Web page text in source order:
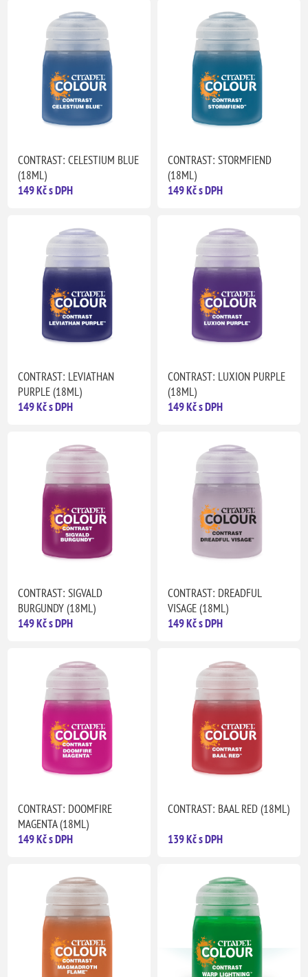
CONTRAST: CELESTIUM BLUE
(18ML)
149 Kč s DPH
CONTRAST: STORMFIEND
(18ML)
149 Kč s DPH
CONTRAST: LEVIATHAN
PURPLE (18ML)
149 Kč s DPH
CONTRAST: LUXION PURPLE
(18ML)
149 Kč s DPH
CONTRAST: SIGVALD
BURGUNDY (18ML)
149 Kč s DPH
CONTRAST: DREADFUL
VISAGE (18ML)
149 Kč s DPH
CONTRAST: DOOMFIRE
MAGENTA (18ML)
149 Kč s DPH
CONTRAST: BAAL RED (18ML)
139 Kč s DPH